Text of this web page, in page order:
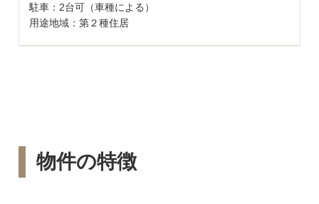
駐車：2台可（車種による）
用途地域：第２種住居
物件の特徴